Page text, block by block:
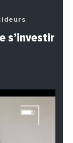
s’investir